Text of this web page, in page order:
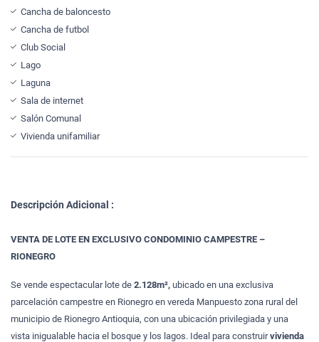
Cancha de baloncesto
Cancha de futbol
Club Social
Lago
Laguna
Sala de internet
Salón Comunal
Vivienda unifamiliar
Descripción Adicional :
VENTA DE LOTE EN EXCLUSIVO CONDOMINIO CAMPESTRE –
RIONEGRO
Se vende espectacular lote de 2.128m², ubicado en una exclusiva
parcelación campestre en Rionegro en vereda Manpuesto zona rural del
municipio de Rionegro Antioquia, con una ubicación privilegiada y una
vista inigualable hacia el bosque y los lagos. Ideal para construirvivienda